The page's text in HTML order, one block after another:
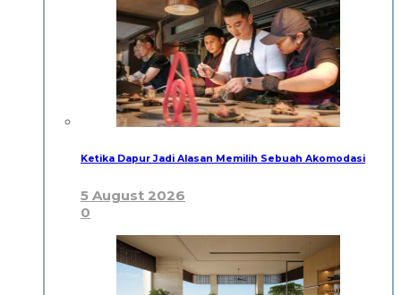
Ketika Dapur Jadi Alasan Memilih Sebuah Akomodasi
5 August 2026
0